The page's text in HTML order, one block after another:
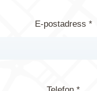
E-postadress *